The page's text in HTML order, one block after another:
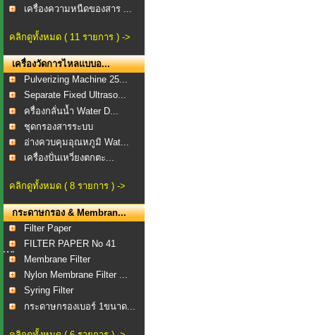
เครื่องความหนืดของสาร ...
คลิกดูทั้งหมด ( 11 รายการ ) ->
เครื่องวัดการไหลแบบอ...
Pulverizing Machine 25...
Separate Fixed Ultraso...
ครื่องกลั่นน้ำ Water D...
ชุดกรองสารระบบ
สุญญากาศ...
อ่างควบคุมอุณหภูมิ Wat...
เครื่องปั่นเหวี่ยงตกตะ...
คลิกดูทั้งหมด ( 8 รายการ ) ->
กระดาษกรอง & Membran...
Filter Paper
FILTER PAPER No 41
WI...
Membrane Filter
Nylon Membrane Filter ...
Syring Filter
กระดาษกรองเบอร์ 1ขนาด...